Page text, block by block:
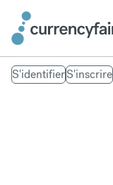
S'identifierS'inscrire